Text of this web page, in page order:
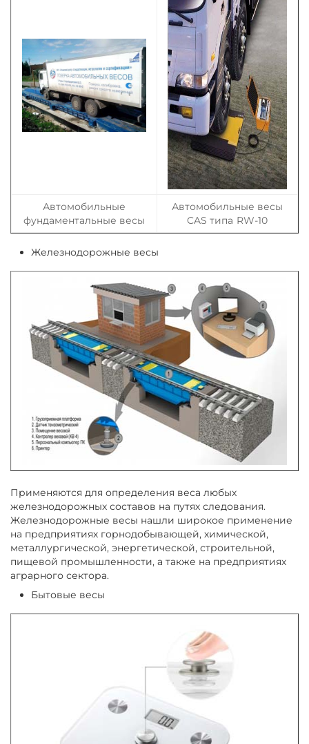
Автомобильные
фундаментальные весы
Автомобильные весы
CAS типа RW-10
Железнодорожные весы
Применяются для определения веса любых
железнодорожных составов на путях следования.
Железнодорожные весы нашли широкое применение
на предприятиях горнодобывающей, химической,
металлургической, энергетической, строительной,
пищевой промышленности, а также на предприятиях
аграрного сектора.
Бытовые весы